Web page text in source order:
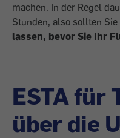
machen. In der Regel
Stunden, also sollten Sie
lassen, bevor Sie Ihr
ESTA für
über die